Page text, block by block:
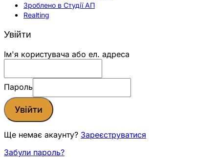
Зроблено в Студії АП
Realting
Увійти
Ім'я користувача або ел. адреса
Пароль
Увійти
Ще немає акаунту? Зареєструватися
Забули пароль?